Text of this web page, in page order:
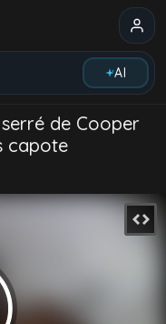
AI
de Cooper
capote